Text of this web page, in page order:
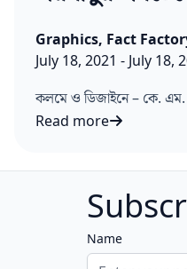
Posted in
Graphics, Fact
Published on:
July 18, 2021 - Last
July 18,
কলমে ও ডিজাইনে – কে. এম.
Read more
পরমানুর সবচেয়ে নিখুঁত ছবি
Name